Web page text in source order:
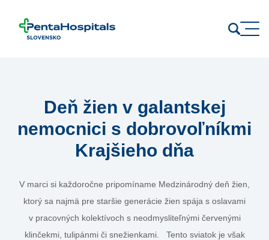
Deň žien v galantskej
nemocnici s dobrovoľníkmi
Krajšieho dňa
V marci si každoročne pripomíname Medzinárodný deň žien,
ktorý sa najmä pre staršie generácie žien spája s oslavami
v pracovných kolektívoch s neodmysliteľnými červenými
klinčekmi, tulipánmi či snežienkami. Tento sviatok je však